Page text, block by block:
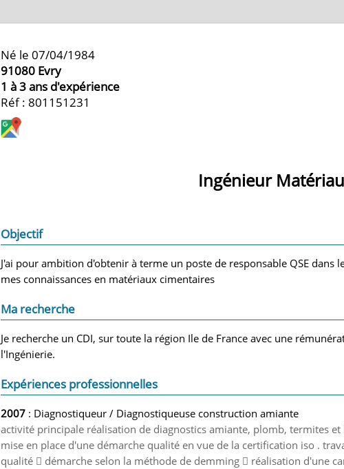
Né le 07/04/1984
91080 Evry
1 à 3 ans d'expérience
Réf : 801151231
Ingénieur
Objectif
J'ai pour ambition d'obtenir à terme un poste de responsable QSE dans
mes connaissances en matériaux cimentaires
Ma recherche
Je recherche un CDI, sur toute la région Ile de France avec une
l'Ingénierie.
Expériences professionnelles
2007 : Diagnostiqueur / Diagnostiqueuse construction amiante
activité principale réalisation de diagnostics amiante, plomb, termites
mise en place d'une démarche qualité en vue de la certification iso .
qualité  démarche selon la méthode de demming  réalisation d'une